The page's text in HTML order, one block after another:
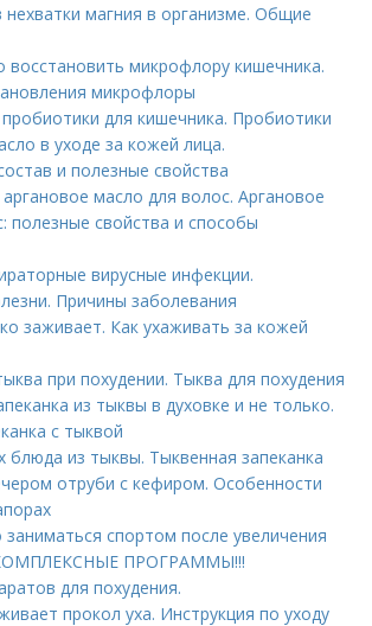
нехватки магния в организме. Общие
восстановить микрофлору кишечника.
микрофлоры
для кишечника. Пробиотики
в уходе за кожей лица.
и полезные свойства
масло для волос. Аргановое
полезные свойства и способы
вирусные инфекции.
Причины заболевания
заживает. Как ухаживать за кожей
при похудении. Тыква для похудения
из тыквы в духовке и не только.
с тыквой
блюда из тыквы. Тыквенная запеканка
отруби с кефиром. Особенности
спортом после увеличения
ПРОГРАММЫ!!!
для похудения.
прокол уха. Инструкция по уходу